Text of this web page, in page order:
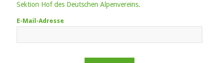
Sektion Hof des Deutschen Alpenvereins.
E-Mail-Adresse